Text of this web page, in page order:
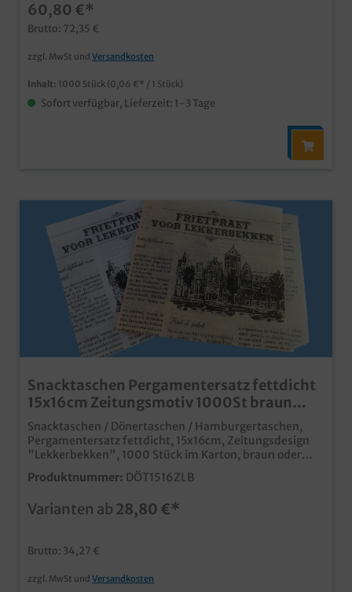
Snacks, Fingerfood, Quarkbällchen, Pommes,
gebrannte Mandeln, etc. praktische Lösung für
Gastronomie und Lebensmittelhandel natürlich auch
individuell bedruckbar, fragen Sie unseren
Kundenservice
60,80 €*
Brutto: 72,35 €
zzgl. MwSt und Versandkosten
Inhalt: 1000 Stück (0,06 €* / 1 Stück)
Sofort verfügbar, Lieferzeit: 1-3 Tage
Snacktaschen Pergamentersatz fettdicht
15x16cm Zeitungsmotiv 1000St braun
oder weiß
Snacktaschen / Dönertaschen / Hamburgertaschen,
Pergamentersatz fettdicht, 15x16cm, Zeitungsdesign
"Lekkerbekken", 1000 Stück im Karton, braun oder
weiß zur Auswahl praktische Snacktaschen aus
fettdichten Pergamentersatz moderne Optik im
Außerhausverkauf fett- und feuchtigkeitsabweisend
Unternehmensdesign, und das bereits ab 50.000
Produktnummer: DÖT1516ZLB
Varianten ab 28,80 €*
Brutto: 34,27 €
zzgl. MwSt und Versandkosten